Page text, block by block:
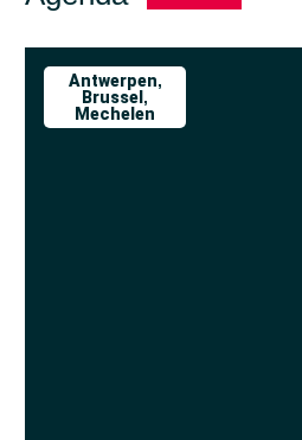
Antwerpen,
Brussel ,
Mechelen